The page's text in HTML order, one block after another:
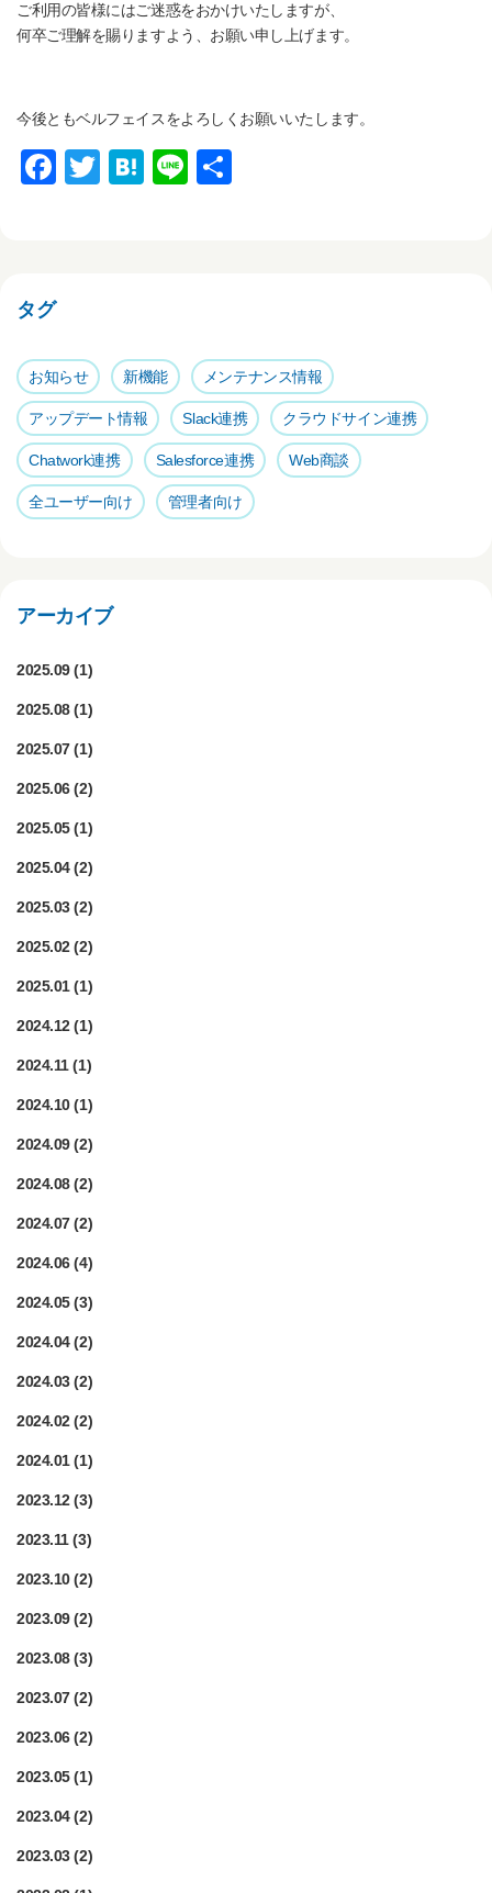
ご利用の皆様にはご迷惑をおかけいたしますが、
何卒ご理解を賜りますよう、お願い申し上げます。
今後ともベルフェイスをよろしくお願いいたします。
F
b
o
k
T
H
Li
タグ
お知らせ 新機能 メンテナンス情報
アップデート情報 Slack連携 クラウドサイン連携
Chatwork連携 Salesforce連携 Web商談
全ユーザー向け 管理者向け
アーカイブ
2025.09(1)
2025.08(1)
2025.07(1)
2025.06(2)
2025.05(1)
2025.04(2)
2025.03(2)
2025.02(2)
2025.01(1)
2024.12(1)
2024.11(1)
2024.10(1)
2024.09(2)
2024.08(2)
2024.07(2)
2024.06(4)
2024.05(3)
2024.04(2)
2024.03(2)
2024.02(2)
2024.01(1)
2023.12(3)
2023.11(3)
2023.10(2)
2023.09(2)
2023.08(3)
2023.07(2)
2023.06(2)
2023.05(1)
2023.04(2)
2023.03(2)